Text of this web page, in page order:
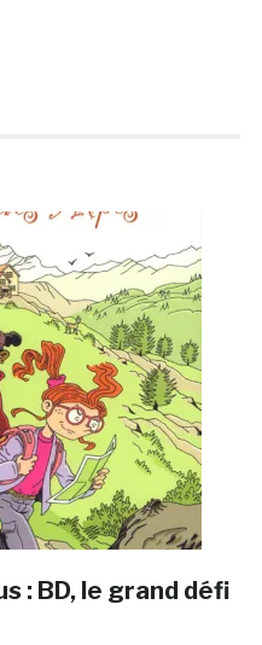
: BD, le grand défi